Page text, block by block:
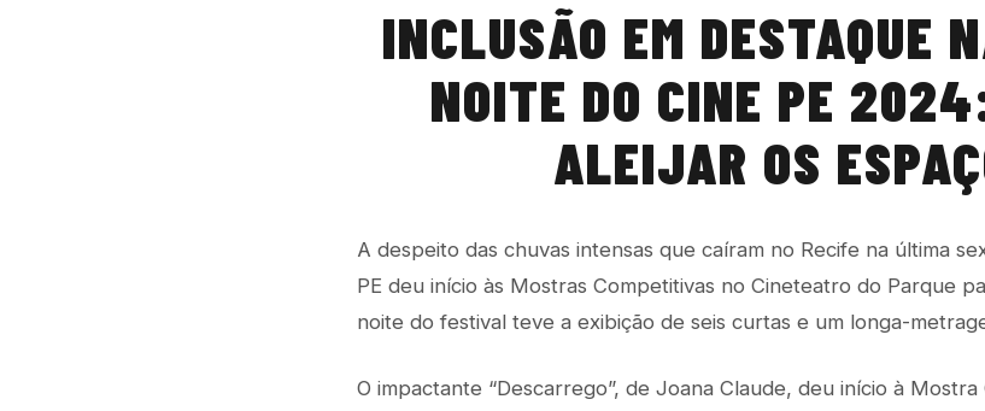
INCLUSÃO EM DESTAQUE
NOITE DO CINE PE
ALEIJAR OS
A despeito das chuvas intensas que caíram no Recife na última
PE deu início às Mostras Competitivas no Cineteatro do Parque
noite do festival teve a exibição de seis curtas e um longa-
O impactante “Descarrego”, de Joana Claude, deu início à